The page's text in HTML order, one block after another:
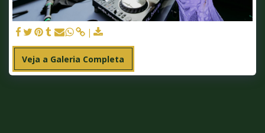
Veja a Galeria Completa